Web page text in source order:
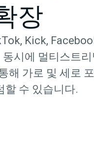
장
Kick,
시에 멀티스트
해 가로 및 세로
할 수 있습니다.